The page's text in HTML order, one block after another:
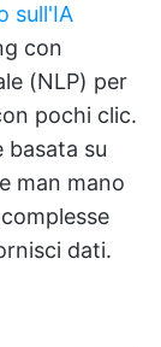
sull'IA
con
(NLP) per
pochi clic.
basata su
man mano
dati.